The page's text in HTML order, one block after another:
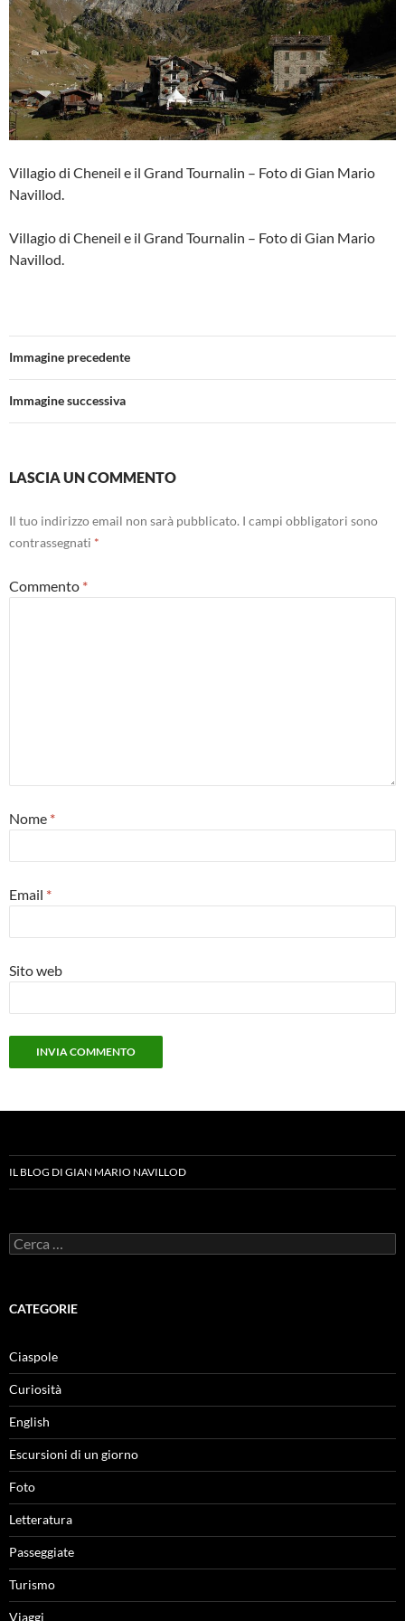
Villagio di Cheneil e il Grand Tournalin – Foto di Gian Mario
Navillod.
Villagio di Cheneil e il Grand Tournalin – Foto di Gian Mario
Navillod.
Immagine precedente
Immagine successiva
LASCIA UN COMMENTO
Il tuo indirizzo email non sarà pubblicato. I campi obbligatori sono
contrassegnati *
Commento *
Nome *
Email *
Sito web
IL BLOG DI GIAN MARIO NAVILLOD
Ricerca
per:
CATEGORIE
Ciaspole
Curiosità
English
Escursioni di un giorno
Foto
Letteratura
Passeggiate
Turismo
Viaggi